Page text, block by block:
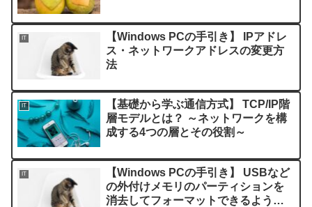
IT
【Windows PCの手引き】 IPアドレ
ス・ネットワークアドレスの変更方
法
IT
【基礎から学ぶ通信方式】 TCP/IP階
層モデルとは？ ～ネットワークを構
成する4つの層とその役割～
IT
【Windows PCの手引き】 USBなど
の外付けメモリのパーティションを
消去してフォーマットできるように